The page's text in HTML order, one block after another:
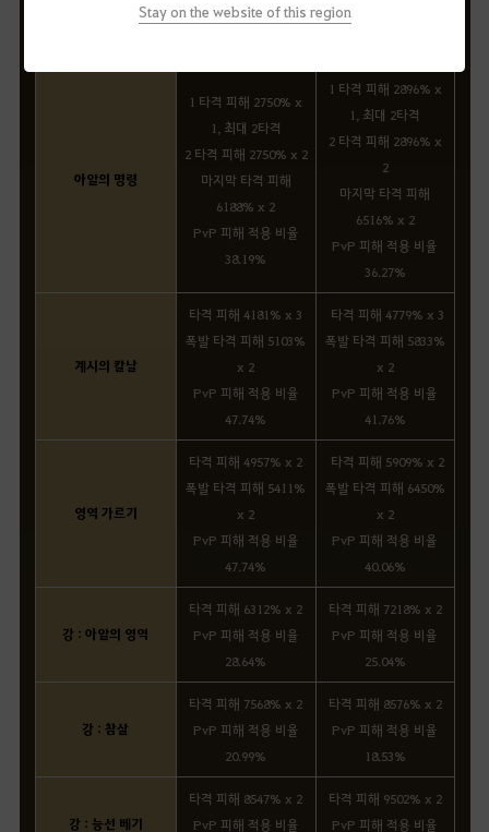
Stay on the website of this region
PvP 시 폭발 타격 피해
PvP 시 폭발 타격 피해
아알의 명령
1 타격 피해 2750% x
1, 최대 2타격
2 타격 피해 2750% x 2
마지막 타격 피해
6188% x 2
PvP 피해 적용 비율
38.19%
1 타격 피해 2896% x
1, 최대 2타격
2 타격 피해 2896% x
2
마지막 타격 피해
6516% x 2
PvP 피해 적용 비율
36.27%
계시의 칼날
타격 피해 4181% x 3
폭발 타격 피해 5103%
x 2
PvP 피해 적용 비율
47.74%
타격 피해 4779% x 3
폭발 타격 피해 5833%
x 2
PvP 피해 적용 비율
41.76%
영역 가르기
타격 피해 4957% x 2
폭발 타격 피해 5411%
x 2
PvP 피해 적용 비율
47.74%
타격 피해 5909% x 2
폭발 타격 피해 6450%
x 2
PvP 피해 적용 비율
40.06%
강 : 아알의 영역
타격 피해 6312% x 2
PvP 피해 적용 비율
28.64%
타격 피해 7218% x 2
PvP 피해 적용 비율
25.04%
강 : 참살
타격 피해 7568% x 2
PvP 피해 적용 비율
20.99%
타격 피해 8576% x 2
PvP 피해 적용 비율
18.53%
강 : 능선 베기
타격 피해 8547% x 2
PvP 피해 적용 비율
타격 피해 9502% x 2
PvP 피해 적용 비율